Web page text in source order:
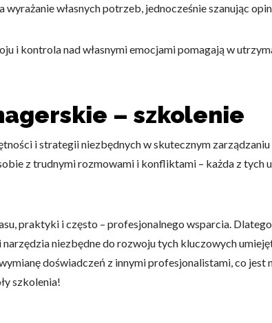
własnych potrzeb, jednocześnie szanując
i kontrola nad własnymi emocjami pomagają w
– szkolenie
i strategii niezbędnych w skutecznym
z trudnymi rozmowami i konfliktami – każda z tych
praktyki i często – profesjonalnego wsparcia.
niezbędne do rozwoju tych kluczowych
doświadczeń z innymi profesjonalistami, co
szkolenia!